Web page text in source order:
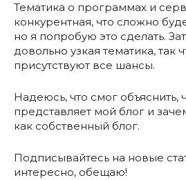
Тематика о программах и
конкурентная, что сложно
но я попробую это сделать.
довольно узкая тематика, так
присутствуют все шансы.
Надеюсь, что смог объяснить,
представляет мой блог и
как собственный блог.
Подписывайтесь на новые
интересно, обещаю!